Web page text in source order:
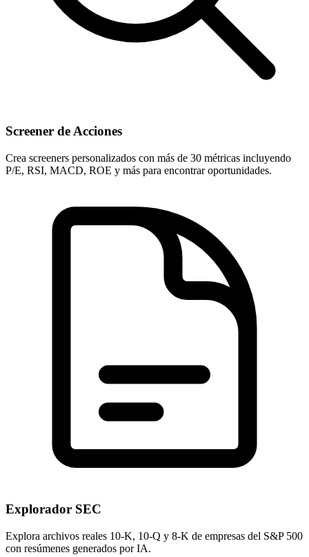
Screener de Acciones
Crea screeners personalizados con más de 30 métricas incluyendo
P/E, RSI, MACD, ROE y más para encontrar oportunidades.
Explorador SEC
Explora archivos reales 10-K, 10-Q y 8-K de empresas del S&P 500
con resúmenes generados por IA.